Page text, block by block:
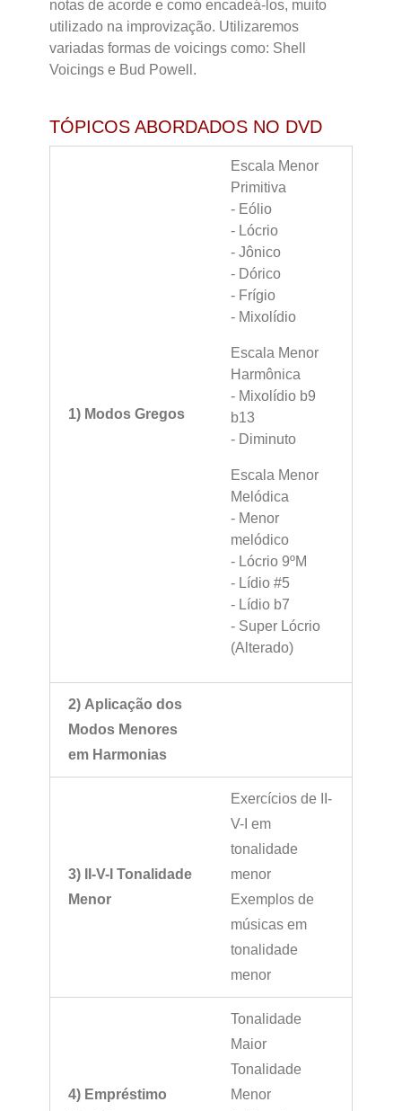
notas de acorde e como encadeá-los, muito
utilizado na improvização. Utilizaremos
variadas formas de voicings como: Shell
Voicings e Bud Powell.
TÓPICOS ABORDADOS NO DVD
1) Modos Gregos
Escala Menor
Primitiva
- Eólio
- Lócrio
- Jônico
- Dórico
- Frígio
- Mixolídio
Escala Menor
Harmônica
- Mixolídio b9
b13
- Diminuto
Escala Menor
Melódica
- Menor
melódico
- Lócrio 9ºM
- Lídio #5
- Lídio b7
- Super Lócrio
(Alterado)
2) Aplicação dos
Modos Menores
em Harmonias
3) II-V-I Tonalidade
Menor
Exercícios de II-
V-I em
tonalidade
menor
Exemplos de
músicas em
tonalidade
menor
4) Empréstimo
Tonalidade
Maior
Tonalidade
Menor